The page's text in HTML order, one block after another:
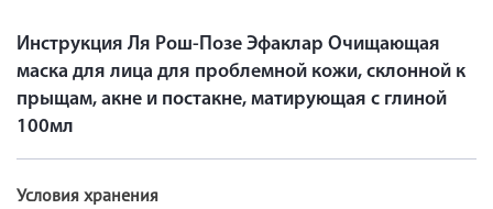
Инструкция Ля Рош-Позе Эфаклар Очищающая
маска для лица для проблемной кожи, склонной к
прыщам, акне и постакне, матирующая с глиной
100мл
Условия хранения